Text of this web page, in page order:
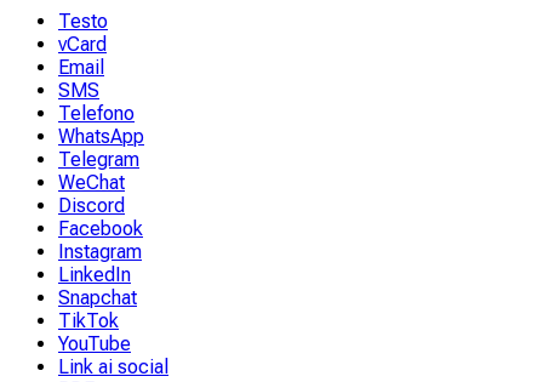
Testo
vCard
Email
SMS
Telefono
WhatsApp
Telegram
WeChat
Discord
Facebook
Instagram
LinkedIn
Snapchat
TikTok
YouTube
Link ai social